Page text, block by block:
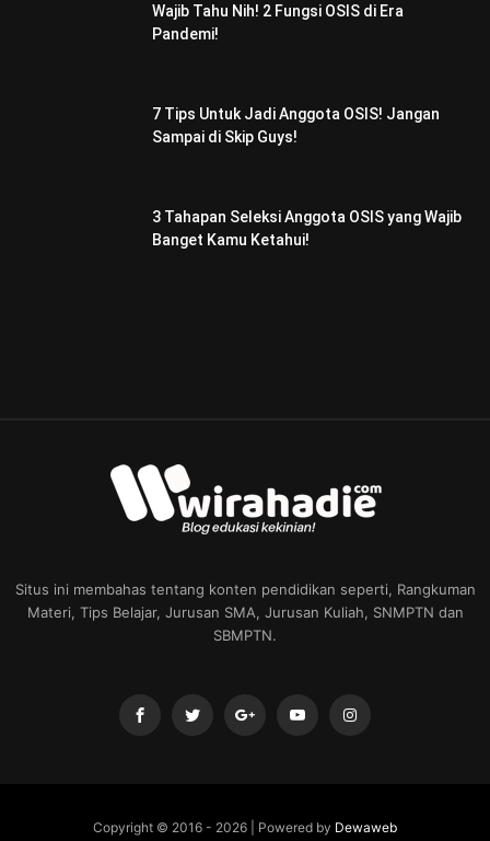
Wajib Tahu Nih! 2 Fungsi OSIS di Era
Pandemi!
7 Tips Untuk Jadi Anggota OSIS! Jangan
Sampai di Skip Guys!
3 Tahapan Seleksi Anggota OSIS yang Wajib
Banget Kamu Ketahui!
Situs ini membahas tentang konten pendidikan seperti, Rangkuman
Materi, Tips Belajar, Jurusan SMA, Jurusan Kuliah, SNMPTN dan
SBMPTN.
Copyright © 2016 - 2026 | Powered by Dewaweb